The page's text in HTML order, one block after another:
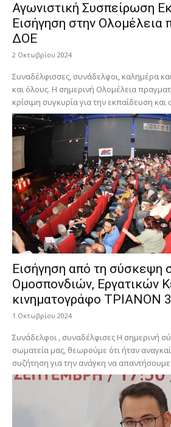
Αγωνιστική Συσπείρωση
Εισήγηση στην Ολομέλεια
ΔΟΕ
2 Οκτωβρίου 2024
Συναδέλφισσες, συνάδελφοι, καλημέρα
και όλους. Η σημερινή Ολομέλεια
κρίσιμη συγκυρία για την εκπαίδευση και
Εισήγηση από τη σύσκεψη
Ομοσπονδιών, Εργατικών
κινηματογράφο ΤΡΙΑΝΟΝ
1 Οκτωβρίου 2024
Συνάδελφοι , συναδέλφισες Η σημερινή
σωματεία μας, θεωρούμε ότι ήταν
συζήτηση για την ανάγκη να απαντήσουμε